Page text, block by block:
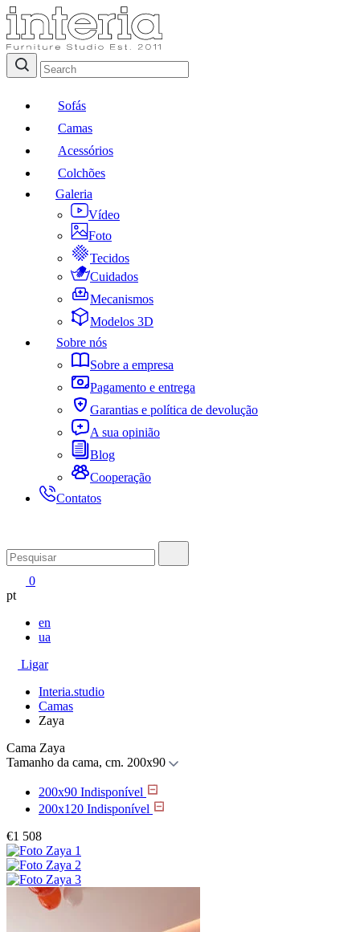
Sofás
Camas
Acessórios
Colchões
Galeria
Vídeo
Foto
Tecidos
Cuidados
Mecanismos
Modelos 3D
Sobre nós
Sobre a empresa
Pagamento e entrega
Garantias e política de devolução
A sua opinião
Blog
Cooperação
Contatos
0
pt
en
ua
Ligar
Interia.studio
Camas
Zaya
Cama Zaya
Tamanho da cama, cm. 200x90
200x90 Indisponível
200x120 Indisponível
€1 508